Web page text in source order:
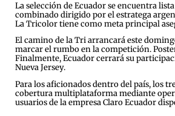
La selección de Ecuador se encuentra
combinado dirigido por el estratega
La Tricolor tiene como meta principal
El camino de la Tri arrancará este
marcar el rumbo en la competición.
Finalmente, Ecuador cerrará su
Nueva Jersey.
Para los aficionados dentro del país, los
cobertura multiplataforma mediante
usuarios de la empresa Claro Ecuador